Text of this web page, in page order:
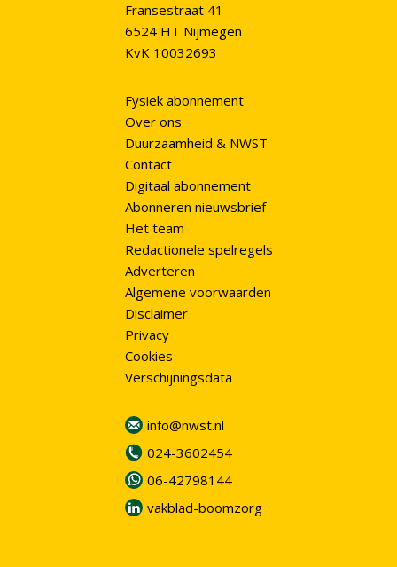
Fransestraat 41
6524 HT Nijmegen
KvK 10032693
Fysiek abonnement
Over ons
Duurzaamheid & NWST
Contact
Digitaal abonnement
Abonneren nieuwsbrief
Het team
Redactionele spelregels
Adverteren
Algemene voorwaarden
Disclaimer
Privacy
Cookies
Verschijningsdata
info@nwst.nl
024-3602454
06-42798144
vakblad-boomzorg